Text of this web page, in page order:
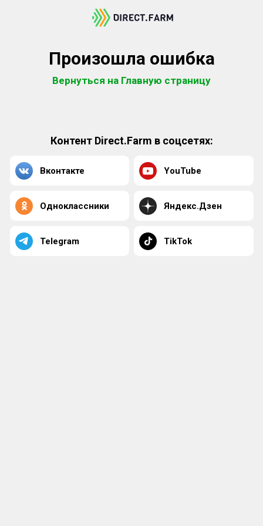
Произошла ошибка
Вернуться на Главную страницу
Контент Direct.Farm в соцсетях:
Вконтакте YouTube
Одноклассники Яндекс.Дзен
Telegram TikTok